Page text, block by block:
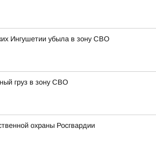
Ингушетии убыла в зону СВО
груз в зону СВО
охраны Росгвардии